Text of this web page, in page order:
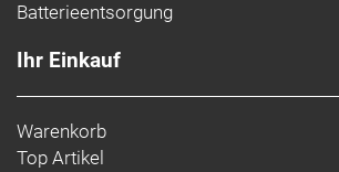
Batterieentsorgung
Ihr Einkauf
Warenkorb
Top Artikel